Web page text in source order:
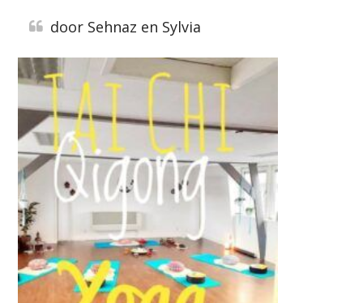
door Sehnaz en Sylvia